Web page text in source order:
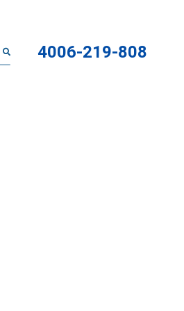
4006-219-808